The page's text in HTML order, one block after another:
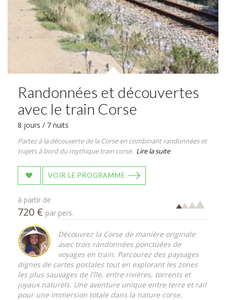
Randonnées et découvertes
avec le train Corse
8 jours / 7 nuits
Partez à la découverte de la Corse en combinant randonnées et
trajets à bord du mythique train corse. Lire la suite
VOIR LE PROGRAMME
à partir de
720 € par pers.
Découvrez la Corse de manière originale
avec trois randonnées ponctuées de
voyages en train. Parcourez des paysages
dignes de cartes postales tout en explorant les zones
les plus sauvages de l'île, entre rivières, torrents et
joyaux naturels. Une aventure unique entre terre et rail
pour une immersion totale dans la nature corse.